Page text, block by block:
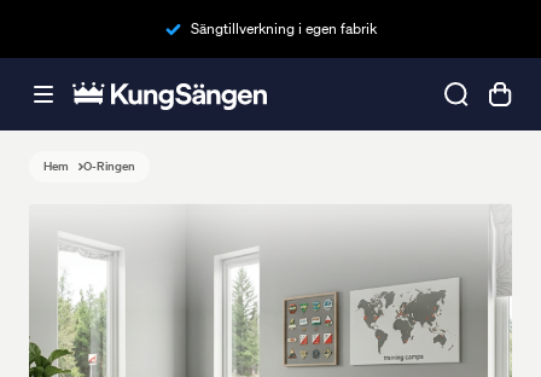
Sängtillverkning i egen fabrik
Hem O-Ringen